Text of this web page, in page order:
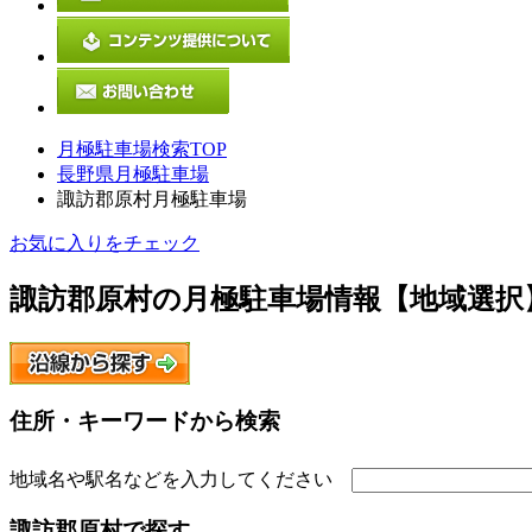
月極駐車場検索TOP
長野県月極駐車場
諏訪郡原村月極駐車場
お気に入りをチェック
諏訪郡原村の月極駐車場情報【地域選択
住所・キーワードから検索
地域名や駅名などを入力してください